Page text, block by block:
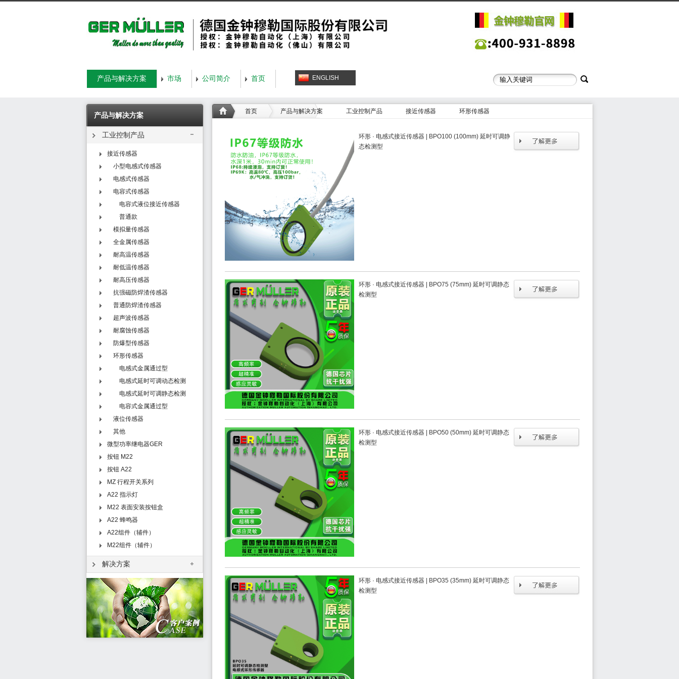
ENGLISH
产品与解决方案 市场 公司简介 首页
产品与解决方案
工业控制产品
接近传感器
小型电感式传感器
电感式传感器
电容式传感器
电容式液位接近传感器
普通款
模拟量传感器
全金属传感器
耐高温传感器
耐低温传感器
耐高压传感器
抗强磁防焊渣传感器
普通防焊渣传感器
超声波传感器
耐腐蚀传感器
防爆型传感器
环形传感器
电感式金属通过型
电感式延时可调动态检测
型 - N系列
电感式延时可调静态检测
型 - T系列
电容式金属通过型
液位传感器
其他
微型功率继电器GER
按钮 M22
按钮 A22
MZ 行程开关系列
A22 指示灯
M22 表面安装按钮盒
A22 蜂鸣器
A22组件（辅件）
M22组件（辅件）
解决方案
首页 产品与解决方案 工业控制产品 接近传感器 环形传感器
环形 · 电感式接近传感器 | BPO100 (100mm) 延时可调静
态检测型
环形 · 电感式接近传感器 | BPO75 (75mm) 延时可调静态
检测型
环形 · 电感式接近传感器 | BPO50 (50mm) 延时可调静态
检测型
环形 · 电感式接近传感器 | BPO35 (35mm) 延时可调静态
检测型